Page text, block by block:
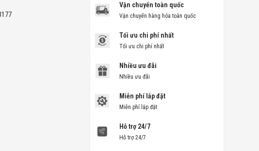
Vận chuyển toàn quốc
Vận chuyển hàng hóa toàn quốc
Tối ưu chi phí nhất
Tối ưu chi phí nhất
Nhiều ưu đãi
Nhiều ưu đãi
Miễn phí lắp đặt
Miễn phí lắp đặt
Hỗ trợ 24/7
Hỗ trợ 24/7